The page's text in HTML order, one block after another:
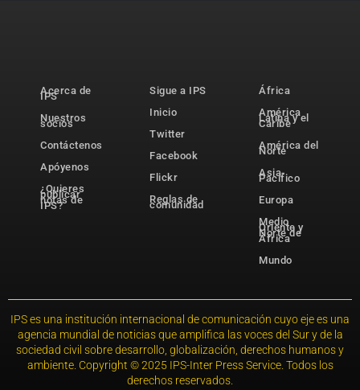
Acerca de
IPS
Nuestros
socios
Contáctenos
Apóyenos
¿Quieres
publicar
notas de
IPS?
Sigue a IPS
Inicio
Twitter
Facebook
Flickr
Reglas de
comunidad
África
América
Latina y el
Caribe
América del
Norte
Asia-
Pacífico
Europa
Medio
Oriente y
Norte de
África
Mundo
IPS es una institución internacional de comunicación cuyo eje es una
agencia mundial de noticias que amplifica las voces del Sur y de la
sociedad civil sobre desarrollo, globalización, derechos humanos y
ambiente. Copyright © 2025 IPS-Inter Press Service. Todos los
derechos reservados.